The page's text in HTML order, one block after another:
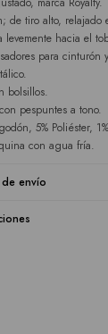
de tiro alto, relajado
levemente hacia el
para cinturón
bolsillos.
pespuntes a tono.
5% Poliéster,
con agua fría.
envío